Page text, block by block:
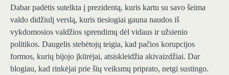
Dabar padėtis sutelkta į prezidentą, kuris kartu su savo šeima
valdo didžiulį verslą, kuris tiesiogiai gauna naudos iš
vykdomosios valdžios sprendimų dėl vidaus ir užsienio
politikos. Daugelis stebėtojų teigia, kad pačios korupcijos
formos, kurių bijojo įkūrėjai, atsiskleidžia akivaizdžiai. Dar
blogiau, kad rinkėjai prie šių veiksmų priprato, netgi sustingo.